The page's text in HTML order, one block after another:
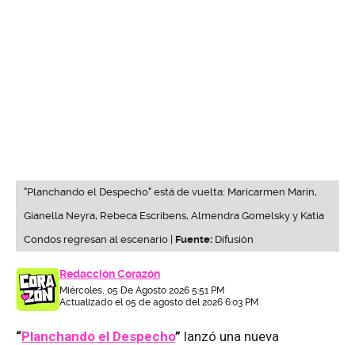
"Planchando el Despecho" está de vuelta: Maricarmen Marín,
Gianella Neyra, Rebeca Escribens, Almendra Gomelsky y Katia
Condos regresan al escenario | Fuente: Difusión
Redacción Corazón
Miércoles, 05 De Agosto 2026 5:51 PM
Actualizado el 05 de agosto del 2026 6:03 PM
“Planchando el Despecho” lanzó una nueva